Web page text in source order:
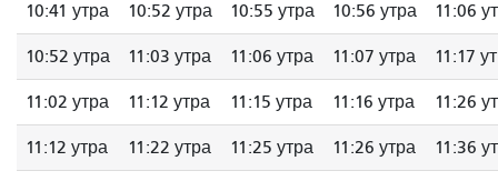
10:41 утра 10:52 утра 10:55 утра 10:56 утра 11:06
10:52 утра 11:03 утра 11:06 утра 11:07 утра 11:17
11:02 утра 11:12 утра 11:15 утра 11:16 утра 11:26
11:12 утра 11:22 утра 11:25 утра 11:26 утра 11:36